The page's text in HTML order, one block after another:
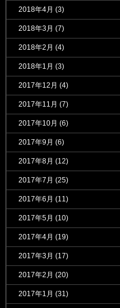
2018年4月 (3)
2018年3月 (7)
2018年2月 (4)
2018年1月 (3)
2017年12月 (4)
2017年11月 (7)
2017年10月 (6)
2017年9月 (6)
2017年8月 (12)
2017年7月 (25)
2017年6月 (11)
2017年5月 (10)
2017年4月 (19)
2017年3月 (17)
2017年2月 (20)
2017年1月 (31)